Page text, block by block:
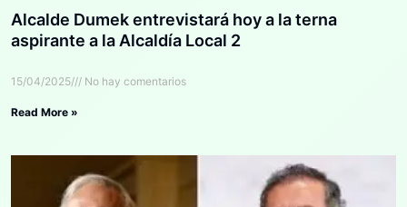
Alcalde Dumek entrevistará hoy a la terna
aspirante a la Alcaldía Local 2
15/04/2025 No hay comentarios
Read More »